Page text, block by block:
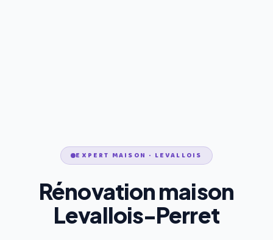
EXPERT MAISON · LEVALLOIS
Rénovation maison
Levallois-Perret